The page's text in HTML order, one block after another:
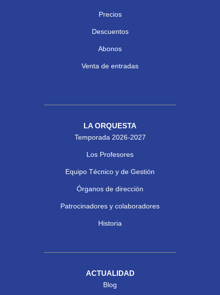
Precios
Descuentos
Abonos
Venta de entradas
LA ORQUESTA
Temporada 2026-2027
Los Profesores
Equipo Técnico y de Gestión
Órganos de dirección
Patrocinadores y colaboradores
Historia
ACTUALIDAD
Blog